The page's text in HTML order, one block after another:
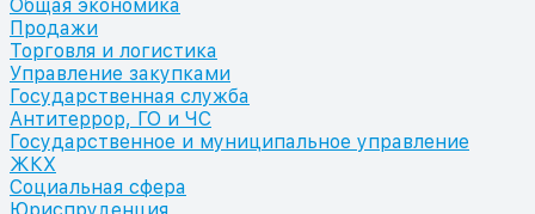
Общая экономика
Продажи
Торговля и логистика
Управление закупками
Государственная служба
Антитеррор, ГО и ЧС
Государственное и муниципальное управление
ЖКХ
Социальная сфера